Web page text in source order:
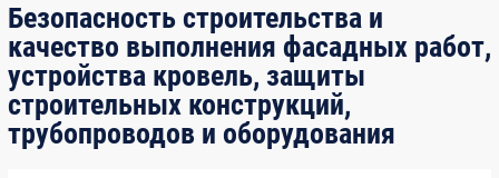
Безопасность строительства и
качество выполнения фасадных работ,
устройства кровель, защиты
строительных конструкций,
трубопроводов и оборудования
пп
дисциплин
лекции
практич.
занятия
1 2 3 4